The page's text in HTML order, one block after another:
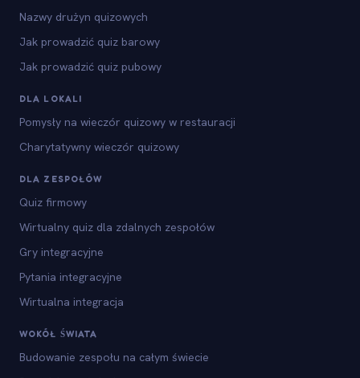
Nazwy drużyn quizowych
Jak prowadzić quiz barowy
Jak prowadzić quiz pubowy
DLA LOKALI
Pomysły na wieczór quizowy w restauracji
Charytatywny wieczór quizowy
DLA ZESPOŁÓW
Quiz firmowy
Wirtualny quiz dla zdalnych zespołów
Gry integracyjne
Pytania integracyjne
Wirtualna integracja
WOKÓŁ ŚWIATA
Budowanie zespołu na całym świecie